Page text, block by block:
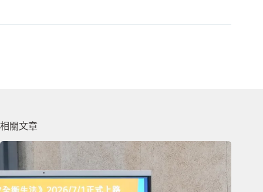
相關文章